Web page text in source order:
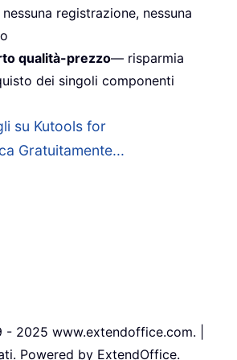
registrazione, nessuna
qualità-prezzo— risparmia
dei singoli componenti
su Kutools for
Gratuitamente...
2025 www.extendoffice.com. |
Powered by ExtendOffice.